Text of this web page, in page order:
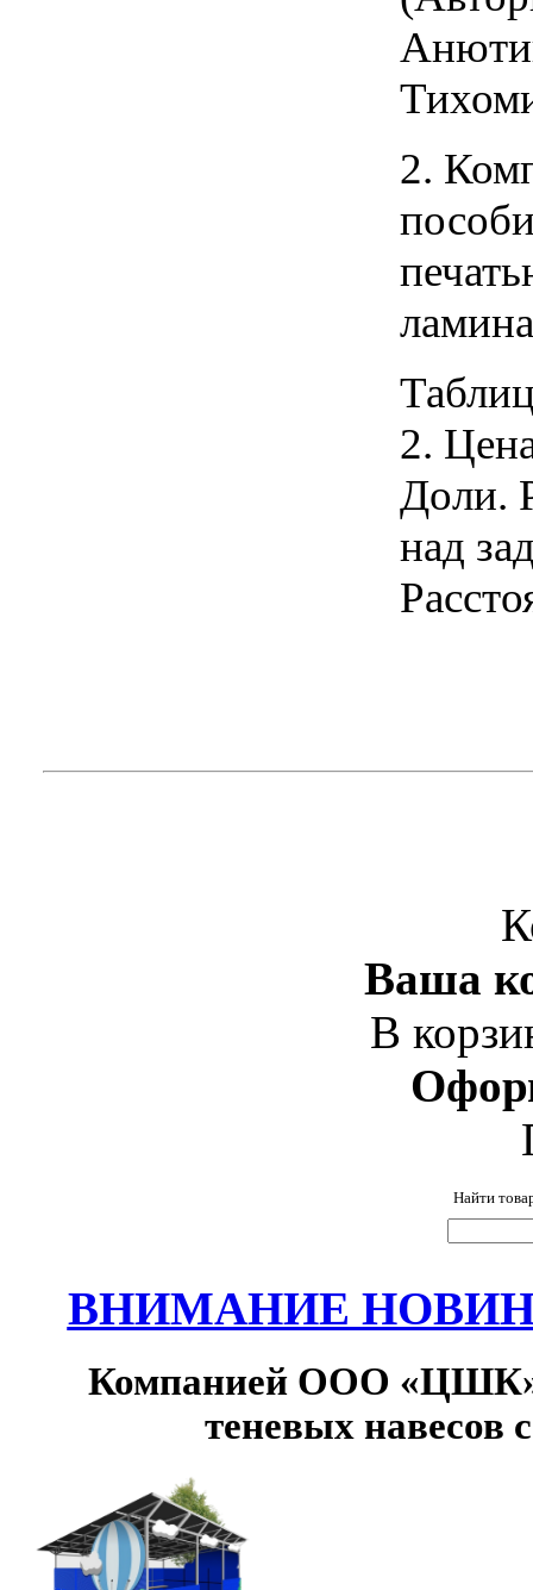
2.
2.
Доли.
над
Ваша
В
Найти
ВНИМАНИЕ
Компанией ООО «ЦШК»
теневых навесов